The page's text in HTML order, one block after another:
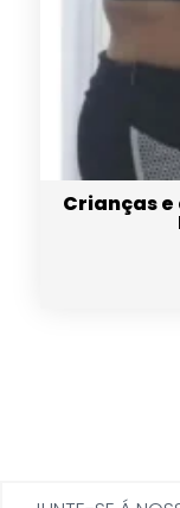
Crianças